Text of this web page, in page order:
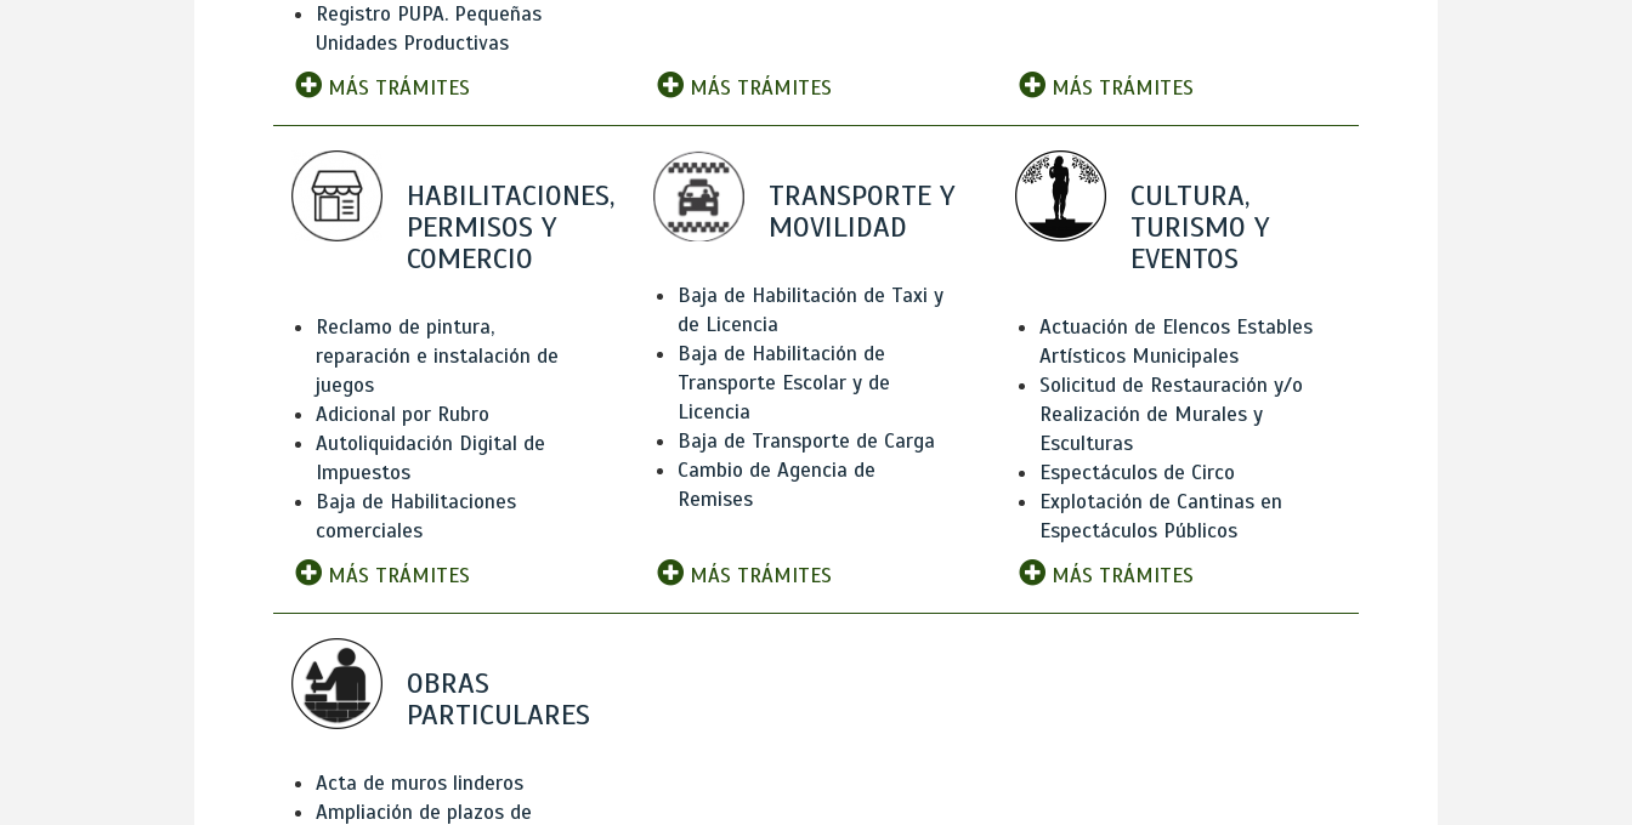
Registro PUPA. Pequeñas
Unidades Productivas
MÁS TRÁMITES
MÁS TRÁMITES MÁS TRÁMITES
HABILITACIONES,
PERMISOS Y
COMERCIO
Reclamo de pintura,
reparación e instalación de
juegos
Adicional por Rubro
Autoliquidación Digital de
Impuestos
Baja de Habilitaciones
comerciales
MÁS TRÁMITES
TRANSPORTE Y
MOVILIDAD
Baja de Habilitación de Taxi y
de Licencia
Baja de Habilitación de
Transporte Escolar y de
Licencia
Baja de Transporte de Carga
Cambio de Agencia de
Remises
MÁS TRÁMITES
CULTURA,
TURISMO Y
EVENTOS
Actuación de Elencos Estables
Artísticos Municipales
Solicitud de Restauración y/o
Realización de Murales y
Esculturas
Espectáculos de Circo
Explotación de Cantinas en
Espectáculos Públicos
MÁS TRÁMITES
OBRAS
PARTICULARES
Acta de muros linderos
Ampliación de plazos de